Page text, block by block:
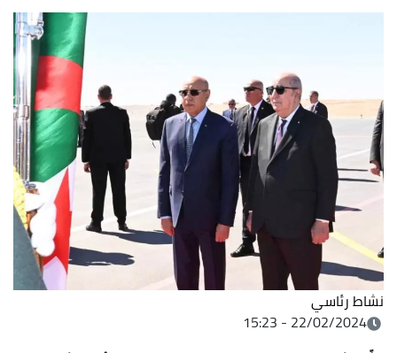
نشاط رئاسي
22/02/2024 - 15:23